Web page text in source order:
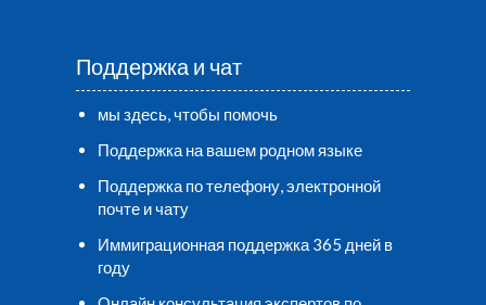
Поддержка и чат
мы здесь, чтобы помочь
Поддержка на вашем родном языке
Поддержка по телефону, электронной
почте и чату
Иммиграционная поддержка 365 дней в
году